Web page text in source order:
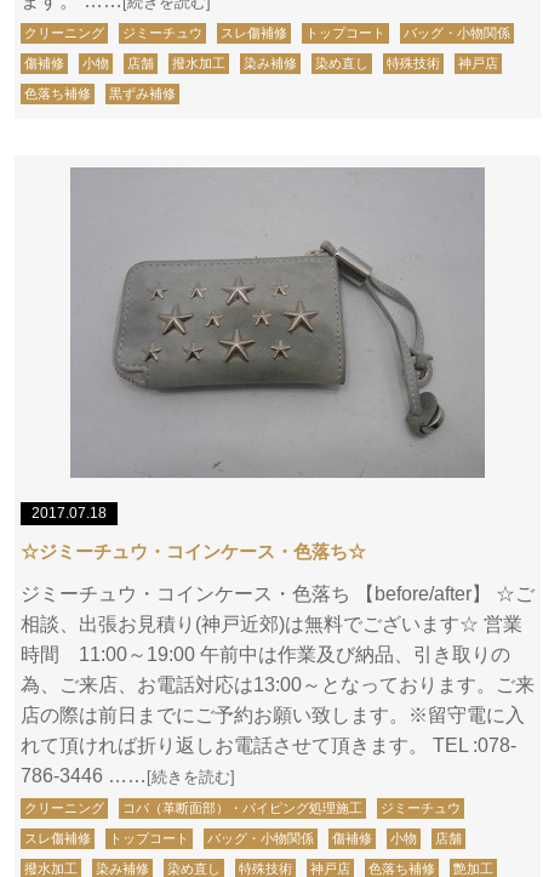
クリーニング ジミーチュウ スレ傷補修 トップコート バッグ・小物関係
傷補修 小物 店舗 撥水加工 染み補修 染め直し 特殊技術 神戸店
色落ち補修 黒ずみ補修
2017.07.18
☆ジミーチュウ・コインケース・色落ち☆
ジミーチュウ・コインケース・色落ち 【before/after】 ☆ご
相談、出張お見積り(神戸近郊)は無料でございます☆ 営業
時間 11:00～19:00 午前中は作業及び納品、引き取りの
為、ご来店、お電話対応は13:00～となっております。ご来
店の際は前日までにご予約お願い致します。※留守電に入
れて頂ければ折り返しお電話させて頂きます。 TEL :078-
786-3446 …… [続きを読む]
クリーニング コバ（革断面部）・パイピング処理施工 ジミーチュウ
スレ傷補修 トップコート バッグ・小物関係 傷補修 小物 店舗
撥水加工 染み補修 染め直し 特殊技術 神戸店 色落ち補修 艶加工